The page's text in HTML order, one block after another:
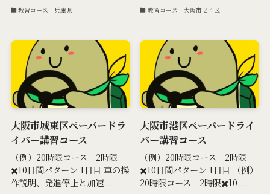
教習コース 兵庫県 教習コース 大阪市２４区
大阪市城東区ペーパードラ
イバー講習コース
（例）20時限コース 2時限
✖️10日間パターン 1日目 車の操
作説明、発進停止と加速...
大阪市港区ペーパードライ
バー講習コース
（例）20時限コース 2時限
✖️10日間パターン 1日目 （例）
20時限コース 2時限✖️10...